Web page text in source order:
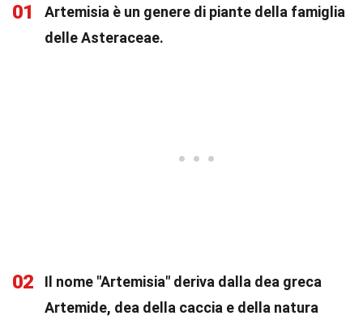
01
Artemisia è un genere di piante della famiglia
delle Asteraceae.
02
Il nome "Artemisia" deriva dalla dea greca
Artemide, dea della caccia e della natura